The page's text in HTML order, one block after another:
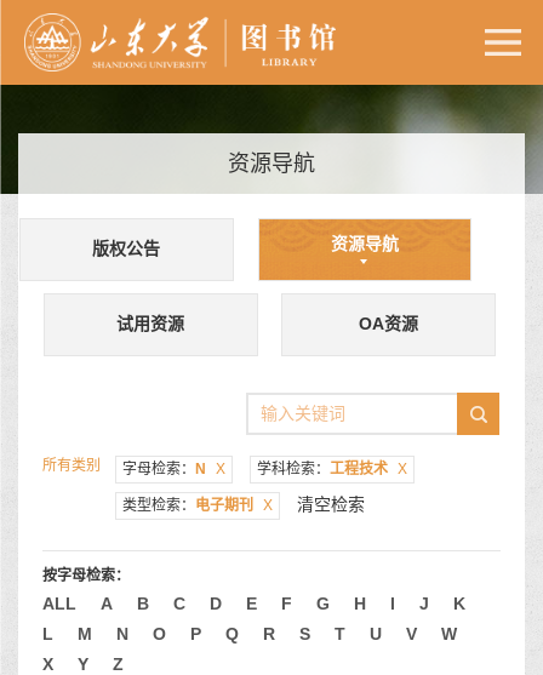
资源导航
版权公告 资源导航
试用资源 OA资源
所有类别 字母检索： N X 学科检索： 工程技术 X
类型检索： 电子期刊 X 清空检索
按字母检索：
ALL A B C D E F G H I J
K
L
M N O P Q R S T U V
W
X
Y Z